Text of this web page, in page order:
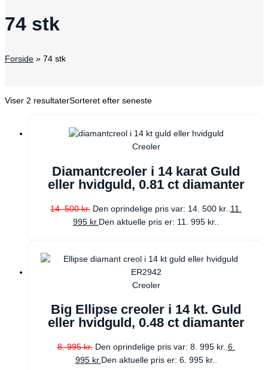
74 stk
Forside » 74 stk
Viser 2 resultaterSorteret efter seneste
Creoler
Diamantcreoler i 14 karat Guld
eller hvidguld, 0.81 ct diamanter
14. 500kr. Den oprindelige pris var: 14. 500 kr.. 11.
995 kr. Den aktuelle pris er: 11. 995 kr..
Creoler
Big Ellipse creoler i 14 kt. Guld
eller hvidguld, 0.48 ct diamanter
8. 995kr. Den oprindelige pris var: 8. 995 kr..6.
995 kr. Den aktuelle pris er: 6. 995 kr..